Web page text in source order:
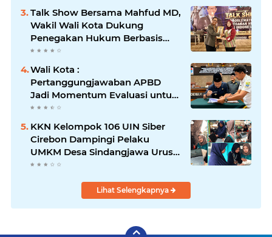
Talk Show Bersama Mahfud MD,
Wakil Wali Kota Dukung
Penegakan Hukum Berbasis
Integritas
Wali Kota :
Pertanggungjawaban APBD
Jadi Momentum Evaluasi untuk
Meningkatkan Kualitas
KKN Kelompok 106 UIN Siber
Cirebon Dampingi Pelaku
UMKM Desa Sindangjawa Urus
NIB dan Sertifikat Halal
Lihat Selengkapnya